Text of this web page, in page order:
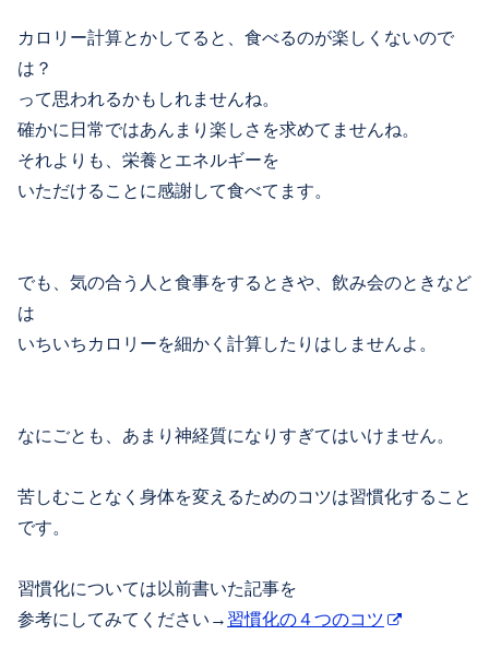
カロリー計算とかしてると、食べるのが楽しくないので
は？
って思われるかもしれませんね。
確かに日常ではあんまり楽しさを求めてませんね。
それよりも、栄養とエネルギーを
いただけることに感謝して食べてます。
でも、気の合う人と食事をするときや、飲み会のときなど
は
いちいちカロリーを細かく計算したりはしませんよ。
なにごとも、あまり神経質になりすぎてはいけません。
苦しむことなく身体を変えるためのコツは習慣化すること
です。
習慣化については以前書いた記事を
参考にしてみてください→ 習慣化の４つのコツ